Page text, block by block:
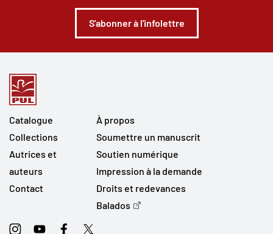
S'abonner à l'infolettre
Catalogue
Collections
Autrices et
auteurs
Contact
À propos
Soumettre un manuscrit
Soutien numérique
Impression à la demande
Droits et redevances
Balados